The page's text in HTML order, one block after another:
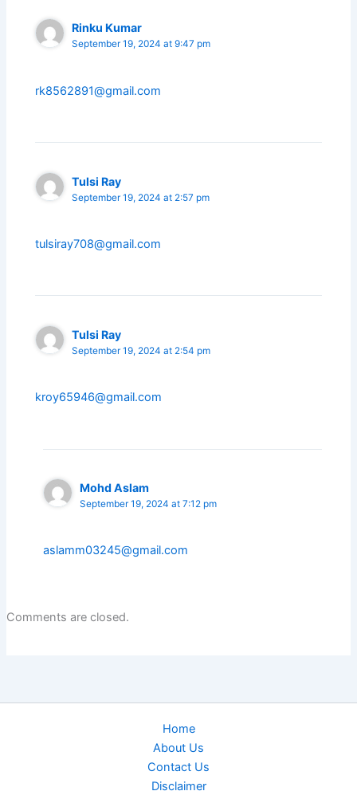
Rinku Kumar
September 19, 2024 at 9:47 pm
rk8562891@gmail.com
Tulsi Ray
September 19, 2024 at 2:57 pm
tulsiray708@gmail.com
Tulsi Ray
September 19, 2024 at 2:54 pm
kroy65946@gmail.com
Mohd Aslam
September 19, 2024 at 7:12 pm
aslamm03245@gmail.com
Comments are closed.
Home
About Us
Contact Us
Disclaimer